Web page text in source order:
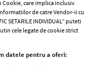
care implica inclusiv
de catre Vendor-ii cu
SETARILE INDIVIDUAL” puteti
cele legate de cookie strict
datele pentru a oferi: